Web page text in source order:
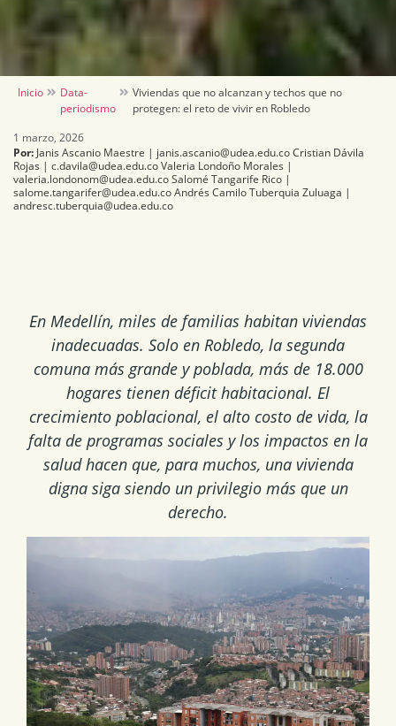
Inicio
Data-
periodismo
Viviendas que no alcanzan y techos que no
protegen: el reto de vivir en Robledo
1 marzo, 2026
Por: Janis Ascanio Maestre | janis.ascanio@udea.edu.co Cristian Dávila
Rojas | c.davila@udea.edu.co Valeria Londoño Morales |
valeria.londonom@udea.edu.co Salomé Tangarife Rico |
salome.tangarifer@udea.edu.co Andrés Camilo Tuberquia Zuluaga |
andresc.tuberquia@udea.edu.co
En Medellín, miles de familias habitan viviendas
inadecuadas. Solo en Robledo, la segunda
comuna más grande y poblada, más de 18.000
hogares tienen déficit habitacional. El
crecimiento poblacional, el alto costo de vida, la
falta de programas sociales y los impactos en la
salud hacen que, para muchos, una vivienda
digna siga siendo un privilegio más que un
derecho.